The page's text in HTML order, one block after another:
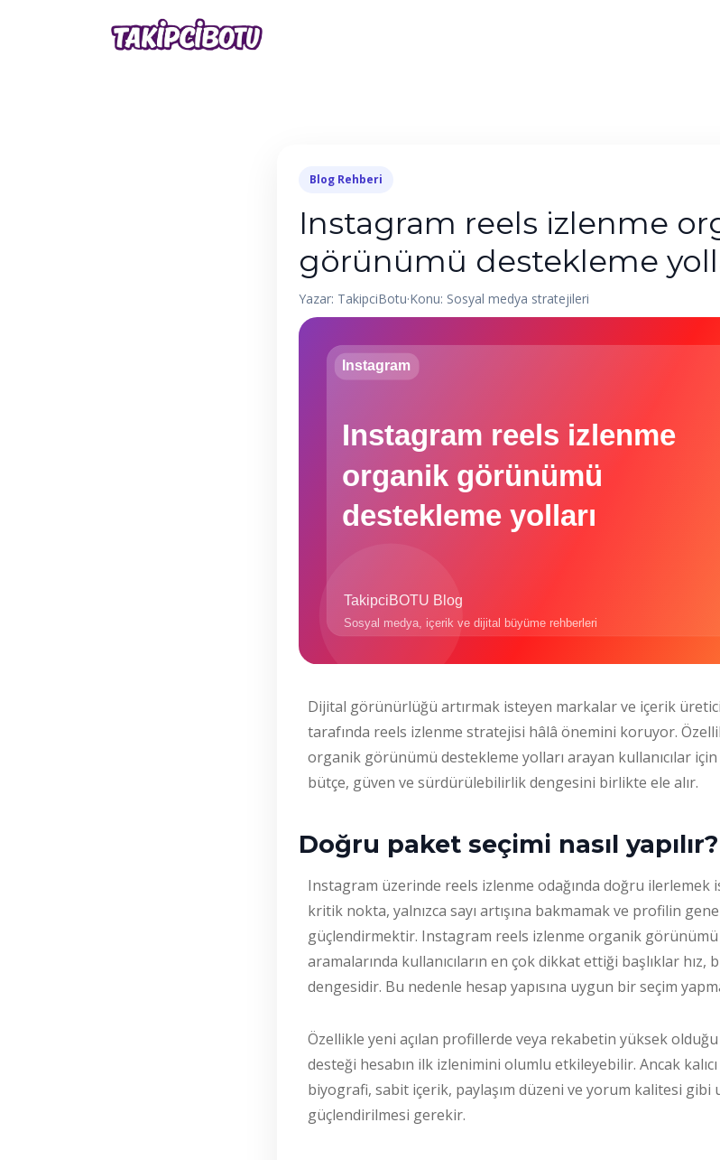
Blog Rehberi
Instagram reels izlenme
görünümü destekleme
Yazar: TakipciBotu·Konu: Sosyal medya stratejileri
Dijital görünürlüğü artırmak isteyen markalar ve içerik
tarafında reels izlenme stratejisi hâlâ önemini koruyor.
organik görünümü destekleme yolları arayan kullanıcılar için
bütçe, güven ve sürdürülebilirlik dengesini birlikte ele alır.
Doğru paket seçimi nasıl yapılır?
Instagram üzerinde reels izlenme odağında doğru ilerlemek
kritik nokta, yalnızca sayı artışına bakmamak ve profilin genel
güçlendirmektir. Instagram reels izlenme organik görünümü
aramalarında kullanıcıların en çok dikkat ettiği başlıklar
dengesidir. Bu nedenle hesap yapısına uygun bir seçim
Özellikle yeni açılan profillerde veya rekabetin yüksek
desteği hesabın ilk izlenimini olumlu etkileyebilir. Ancak
biyografi, sabit içerik, paylaşım düzeni ve yorum kalitesi gibi
güçlendirilmesi gerekir.